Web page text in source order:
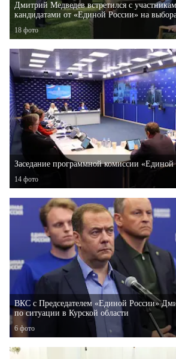
Дмитрий Медведев встретился с
кандидатами от «Единой России» на
18 фото
Заседание программной комиссии «Единой
14 фото
ВКС с Председателем «Единой России»
по ситуации в Курской области
6 фото